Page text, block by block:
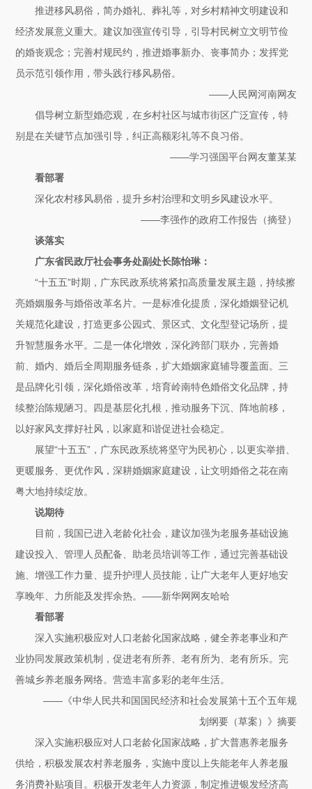
推进移风易俗，简办婚礼、葬礼等，对乡村精神文明建设和
经济发展意义重大。建议加强宣传引导，引导村民树立文明节俭
的婚丧观念；完善村规民约，推进婚事新办、丧事简办；发挥党
员示范引领作用，带头践行移风易俗。
——人民网河南网友
倡导树立新型婚恋观，在乡村社区与城市街区广泛宣传，特
别是在关键节点加强引导，纠正高额彩礼等不良习俗。
——学习强国平台网友董某某
看部署
深化农村移风易俗，提升乡村治理和文明乡风建设水平。
——李强作的政府工作报告（摘登）
谈落实
广东省民政厅社会事务处副处长陈怡琳：
“十五五”时期，广东民政系统将紧扣高质量发展主题，持续擦
亮婚姻服务与婚俗改革名片。一是标准化提质，深化婚姻登记机
关规范化建设，打造更多公园式、景区式、文化型登记场所，提
升智慧服务水平。二是一体化增效，深化跨部门联办，完善婚
前、婚内、婚后全周期服务链条，扩大婚姻家庭辅导覆盖面。三
是品牌化引领，深化婚俗改革，培育岭南特色婚俗文化品牌，持
续整治陈规陋习。四是基层化扎根，推动服务下沉、阵地前移，
以好家风支撑好社风，以家庭和谐促进社会稳定。
展望“十五五”，广东民政系统将坚守为民初心，以更实举措、
更暖服务、更优作风，深耕婚姻家庭建设，让文明婚俗之花在南
粤大地持续绽放。
说期待
目前，我国已进入老龄化社会，建议加强为老服务基础设施
建设投入、管理人员配备、助老员培训等工作，通过完善基础设
施、增强工作力量、提升护理人员技能，让广大老年人更好地安
享晚年、力所能及发挥余热。——新华网网友哈哈
看部署
深入实施积极应对人口老龄化国家战略，健全养老事业和产
业协同发展政策机制，促进老有所养、老有所为、老有所乐。完
善城乡养老服务网络。营造丰富多彩的老年生活。
——《中华人民共和国国民经济和社会发展第十五个五年规
划纲要（草案）》摘要
深入实施积极应对人口老龄化国家战略，扩大普惠养老服务
供给，积极发展农村养老服务，实施中度以上失能老年人养老服
务消费补贴项目。积极开发老年人力资源，制定推进银发经济高